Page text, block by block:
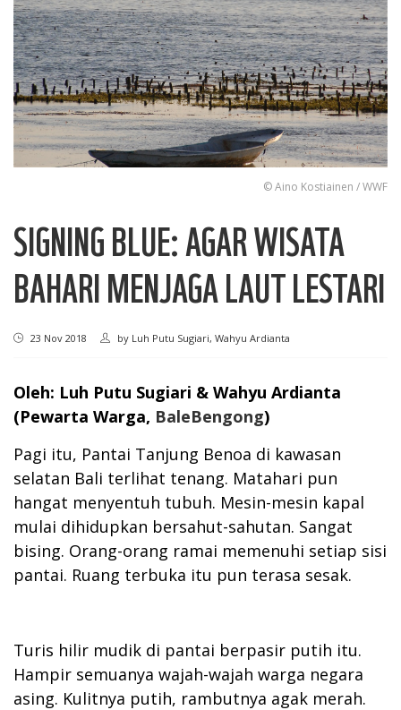
© Aino Kostiainen / WWF
SIGNING BLUE: AGAR WISATA
BAHARI MENJAGA LAUT LESTARI
23 Nov 2018 by Luh Putu Sugiari, Wahyu Ardianta
Oleh: Luh Putu Sugiari & Wahyu Ardianta
(Pewarta Warga, BaleBengong)
Pagi itu, Pantai Tanjung Benoa di kawasan
selatan Bali terlihat tenang. Matahari pun
hangat menyentuh tubuh. Mesin-mesin kapal
mulai dihidupkan bersahut-sahutan. Sangat
bising. Orang-orang ramai memenuhi setiap sisi
pantai. Ruang terbuka itu pun terasa sesak.
Turis hilir mudik di pantai berpasir putih itu.
Hampir semuanya wajah-wajah warga negara
asing. Kulitnya putih, rambutnya agak merah.